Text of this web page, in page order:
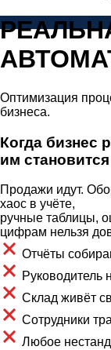
Оптимизация
бизнеса.
Когда бизнес
им
Продажи идут.
хаос в учёте,
ручные таблицы,
цифрам нельзя
Отчёты
Руководитель
Склад живёт
Сотрудники
Любое